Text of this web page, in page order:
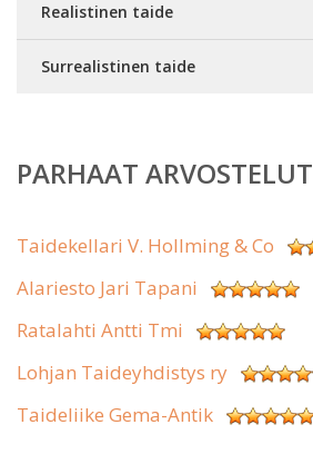
Realistinen taide
Surrealistinen taide
PARHAAT ARVOSTELUT
Taidekellari V. Hollming & Co
Alariesto Jari Tapani
Ratalahti Antti Tmi
Lohjan Taideyhdistys ry
Taideliike Gema-Antik